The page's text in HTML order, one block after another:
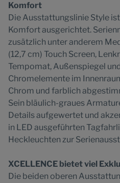
Komfort
Die Ausstattungslinie Style
Komfort ausgerichtet.
zusätzlich unter anderem
(12,7 cm) Touch Screen,
Tempomat, Außenspiegel
Chromelemente im
Chrom und farblich
Sein bläulich-graues
Details aufgewertet und
in LED ausgeführten
Heckleuchten zur
XCELLENCE bietet viel
Die beiden oberen